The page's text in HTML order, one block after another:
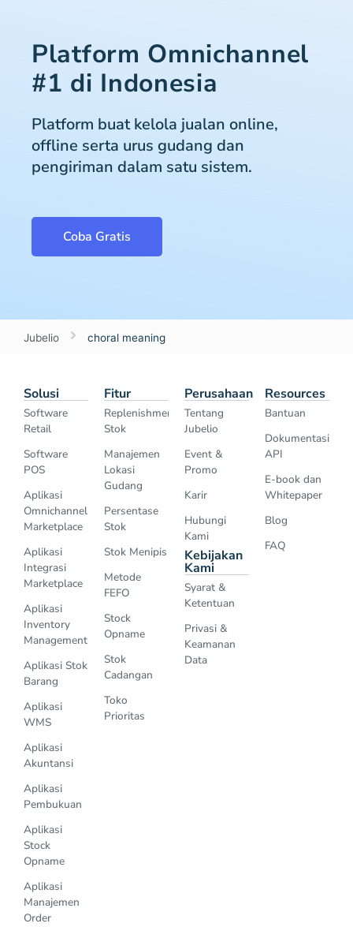
Platform Omnichannel
#1 di Indonesia
Platform buat kelola jualan online,
offline serta urus gudang dan
pengiriman dalam satu sistem.
Coba Gratis
Jubelio choral meaning
Solusi
Software
Retail
Software
POS
Aplikasi
Omnichannel
Marketplace
Aplikasi
Integrasi
Marketplace
Aplikasi
Inventory
Management
Aplikasi Stok
Barang
Aplikasi
WMS
Aplikasi
Akuntansi
Aplikasi
Pembukuan
Aplikasi
Stock
Opname
Aplikasi
Manajemen
Order
Fitur
Replenishment
Stok
Manajemen
Lokasi
Gudang
Persentase
Stok
Stok Menipis
Metode
FEFO
Stock
Opname
Stok
Cadangan
Toko
Prioritas
Perusahaan
Tentang
Jubelio
Event &
Promo
Karir
Hubungi
Kami
Kebijakan
Kami
Syarat &
Ketentuan
Privasi &
Keamanan
Data
Resources
Bantuan
Dokumentasi
API
E-book dan
Whitepaper
Blog
FAQ